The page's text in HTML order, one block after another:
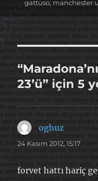
gattuso, manchester
23’ü” için 5
oghuzdedi
ki:
24 Kasım 2012, 15:17
forvet hattı hariç